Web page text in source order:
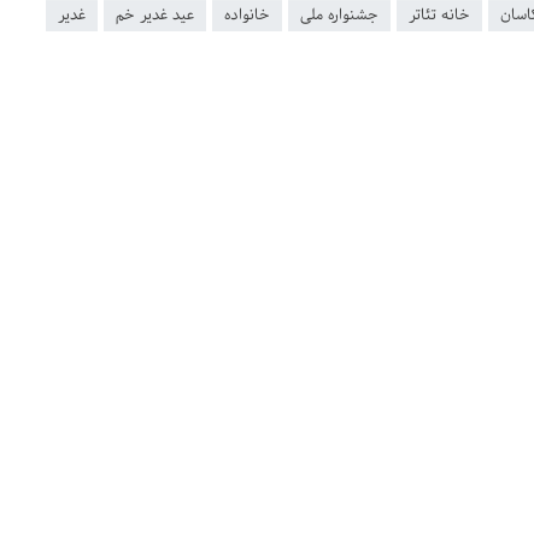
خانه تئاتر جشنواره ملی خانواده عید غدیر خم
غدیر